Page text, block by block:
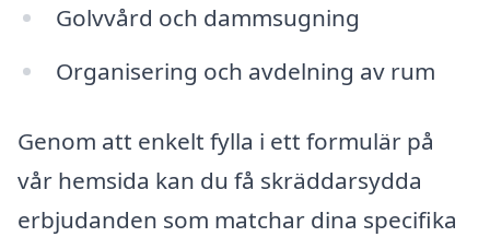
Golvvård och dammsugning
Organisering och avdelning av rum
Genom att enkelt fylla i ett formulär på
vår hemsida kan du få skräddarsydda
erbjudanden som matchar dina specifika